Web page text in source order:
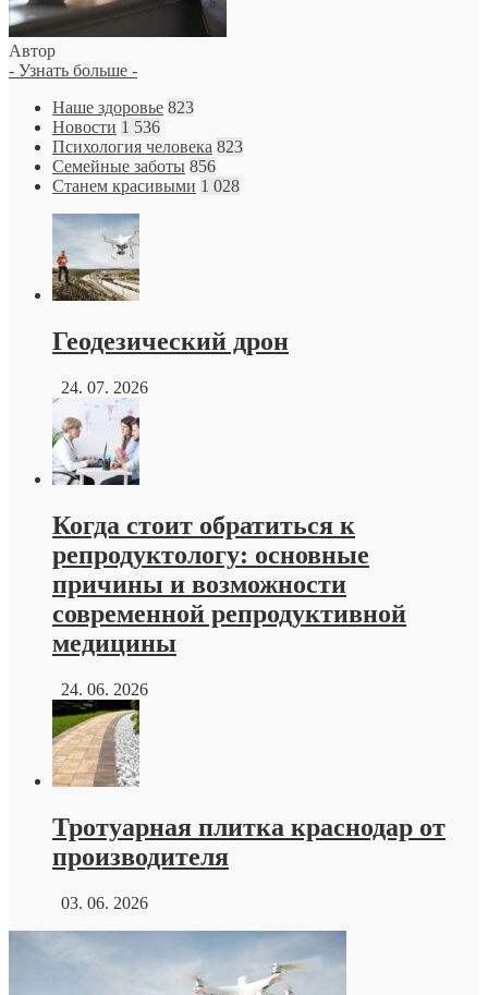
Автор
- Узнать больше -
Наше здоровье 823
Новости 1 536
Психология человека 823
Семейные заботы 856
Станем красивыми 1 028
Геодезический дрон
24. 07. 2026
Когда стоит обратиться к
репродуктологу: основные
причины и возможности
современной репродуктивной
медицины
24. 06. 2026
Тротуарная плитка краснодар от
производителя
03. 06. 2026